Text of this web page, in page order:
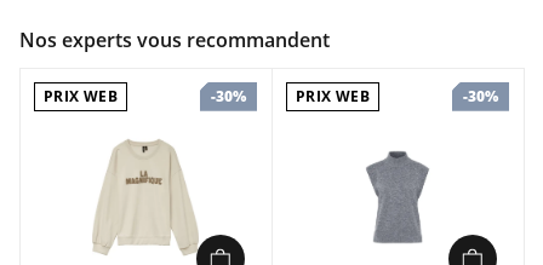
Type de produit : Pull en maille Neck : Col tortue Manches :
Manches longues Manches : Manches classiques
Nos experts vous recommandent
PRIX WEB -30% PRIX WEB -30%